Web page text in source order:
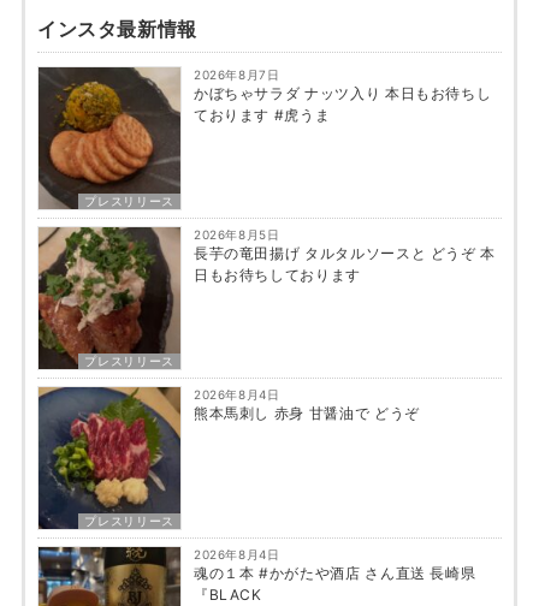
インスタ最新情報
プレスリリース
2026年8月7日
かぼちゃサラダ ナッツ入り 本日もお待ちし
ております #虎うま
プレスリリース
2026年8月5日
長芋の竜田揚げ タルタルソースと どうぞ 本
日もお待ちしております
プレスリリース
2026年8月4日
熊本馬刺し 赤身 甘醤油で どうぞ
2026年8月4日
魂の１本 #かがたや酒店 さん直送 長崎県
『BLACK